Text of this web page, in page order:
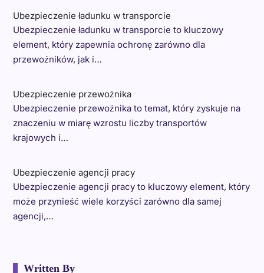
Ubezpieczenie ładunku w transporcie
Ubezpieczenie ładunku w transporcie to kluczowy
element, który zapewnia ochronę zarówno dla
przewoźników, jak i…
Ubezpieczenie przewoźnika
Ubezpieczenie przewoźnika to temat, który zyskuje na
znaczeniu w miarę wzrostu liczby transportów
krajowych i…
Ubezpieczenie agencji pracy
Ubezpieczenie agencji pracy to kluczowy element, który
może przynieść wiele korzyści zarówno dla samej
agencji,…
Written By